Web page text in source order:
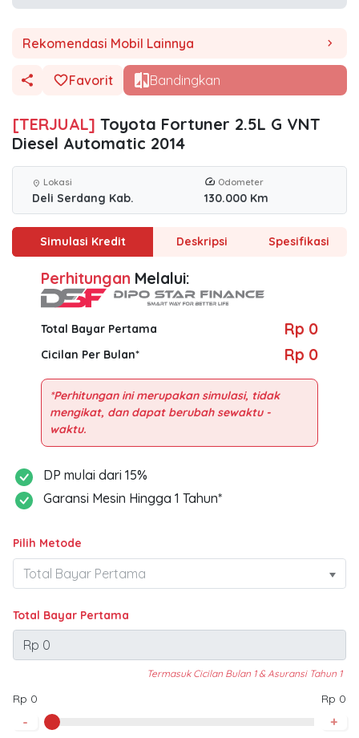
Rekomendasi Mobil Lainnya chevron_right
Favorit Bandingkan
[TERJUAL] Toyota Fortuner 2.5L G VNT
Diesel Automatic 2014
location_on Lokasi
Deli Serdang Kab.
Odometer
130.000 Km
Simulasi Kredit Deskripsi Spesifikasi
Perhitungan Melalui:
Total Bayar Pertama Rp 0
Cicilan Per Bulan* Rp 0
*Perhitungan ini merupakan simulasi, tidak
mengikat, dan dapat berubah sewaktu -
DP mulai dari 15%
Garansi Mesin Hingga 1 Tahun*
Pilih Metode
Total Bayar Pertama
Termasuk Cicilan Bulan 1 & Asuransi Tahun 1
Rp 0 Rp 0
- +